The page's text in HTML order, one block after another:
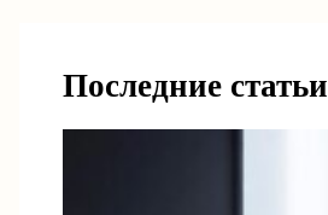
Последние статьи